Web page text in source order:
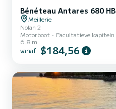
Bénéteau Antares 680 HB
Meillerie
Nolan 2
Motorboot
Facultatieve kapitein
6.8 m
vanaf $184,56